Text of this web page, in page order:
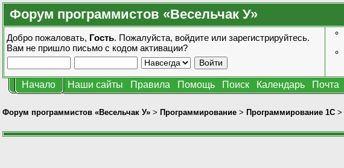
Форум программистов «Весельчак У»
Добро пожаловать, Гость. Пожалуйста, войдите или зарегистрируйтесь.
Вам не пришло письмо с кодом активации?
Начало Наши сайты Правила Помощь Поиск Календарь Почта
Форум программистов «Весельчак У» > Программирование > Программирование 1С >